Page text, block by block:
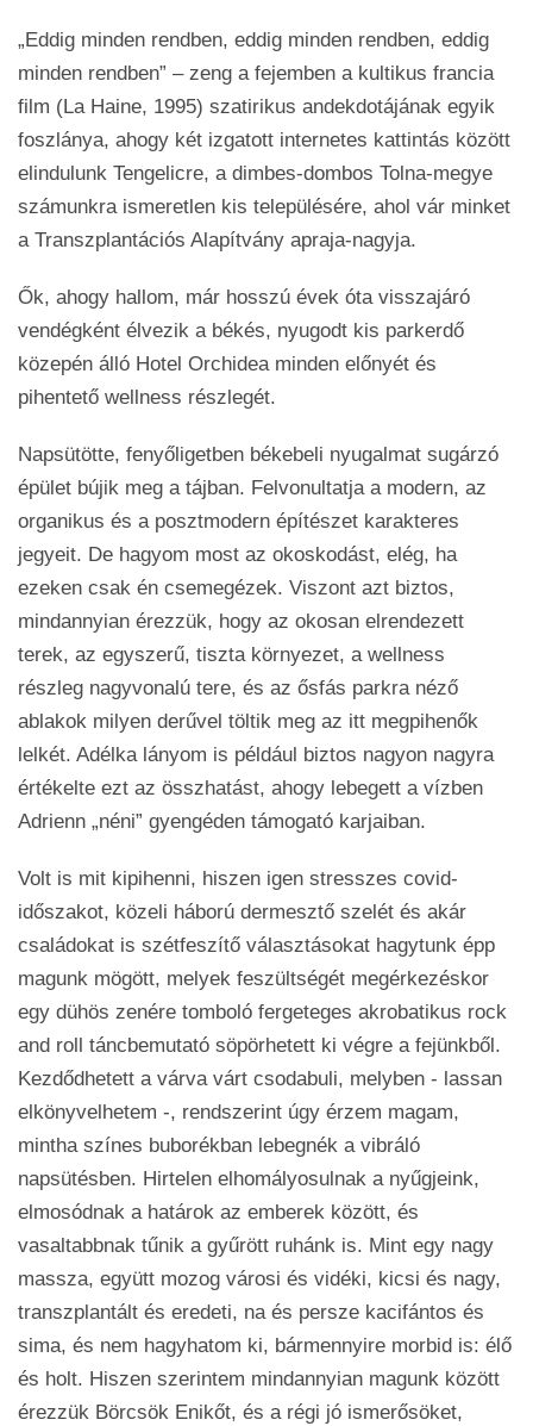
„Eddig minden rendben, eddig minden rendben, eddig
minden rendben” – zeng a fejemben a kultikus francia
film (La Haine, 1995) szatirikus andekdotájának egyik
foszlánya, ahogy két izgatott internetes kattintás között
elindulunk Tengelicre, a dimbes-dombos Tolna-megye
számunkra ismeretlen kis településére, ahol vár minket
a Transzplantációs Alapítvány apraja-nagyja.
Ők, ahogy hallom, már hosszú évek óta visszajáró
vendégként élvezik a békés, nyugodt kis parkerdő
közepén álló Hotel Orchidea minden előnyét és
pihentető wellness részlegét.
Napsütötte, fenyőligetben békebeli nyugalmat sugárzó
épület bújik meg a tájban. Felvonultatja a modern, az
organikus és a posztmodern építészet karakteres
jegyeit. De hagyom most az okoskodást, elég, ha
ezeken csak én csemegézek. Viszont azt biztos,
mindannyian érezzük, hogy az okosan elrendezett
terek, az egyszerű, tiszta környezet, a wellness
részleg nagyvonalú tere, és az ősfás parkra néző
ablakok milyen derűvel töltik meg az itt megpihenők
lelkét. Adélka lányom is például biztos nagyon nagyra
értékelte ezt az összhatást, ahogy lebegett a vízben
Adrienn „néni” gyengéden támogató karjaiban.
Volt is mit kipihenni, hiszen igen stresszes covid-
időszakot, közeli háború dermesztő szelét és akár
családokat is szétfeszítő választásokat hagytunk épp
magunk mögött, melyek feszültségét megérkezéskor
egy dühös zenére tomboló fergeteges akrobatikus rock
and roll táncbemutató söpörhetett ki végre a fejünkből.
Kezdődhetett a várva várt csodabuli, melyben - lassan
elkönyvelhetem -, rendszerint úgy érzem magam,
mintha színes buborékban lebegnék a vibráló
napsütésben. Hirtelen elhomályosulnak a nyűgjeink,
elmosódnak a határok az emberek között, és
vasaltabbnak tűnik a gyűrött ruhánk is. Mint egy nagy
massza, együtt mozog városi és vidéki, kicsi és nagy,
transzplantált és eredeti, na és persze kacifántos és
sima, és nem hagyhatom ki, bármennyire morbid is: élő
és holt. Hiszen szerintem mindannyian magunk között
érezzük Börcsök Enikőt, és a régi jó ismerősöket,